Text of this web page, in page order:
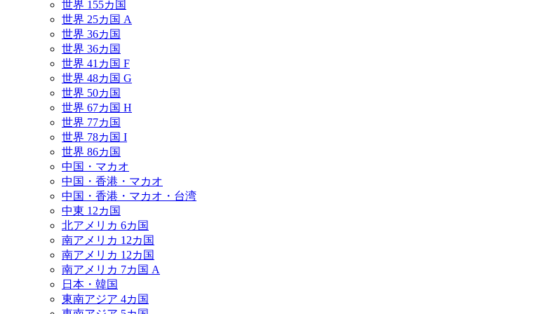
世界 155カ国
世界 25カ国 A
世界 36カ国
世界 36カ国
世界 41カ国 F
世界 48カ国 G
世界 50カ国
世界 67カ国 H
世界 77カ国
世界 78カ国 I
世界 86カ国
中国・マカオ
中国・香港・マカオ
中国・香港・マカオ・台湾
中東 12カ国
北アメリカ 6カ国
南アメリカ 12カ国
南アメリカ 12カ国
南アメリカ 7カ国 A
日本・韓国
東南アジア 4カ国